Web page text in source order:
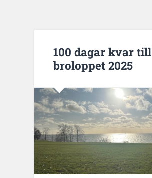
100 dagar kvar till
broloppet 2025